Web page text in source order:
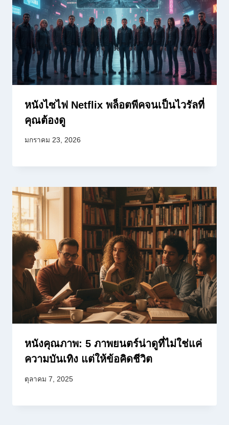
หนังไซไฟ Netflix พล็อตพีคจนเป็นไวรัลที่
คุณต้องดู
มกราคม 23, 2026
หนังคุณภาพ: 5 ภาพยนตร์น่าดูที่ไม่ใช่แค่
ความบันเทิง แต่ให้ข้อคิดชีวิต
ตุลาคม 7, 2025